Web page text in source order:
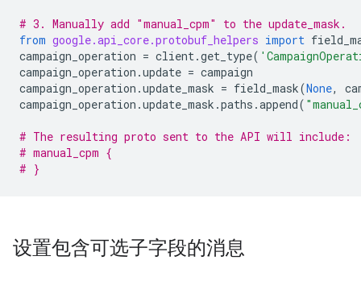
# 3. Manually add "manual_cpm" to the update_mask.
from google.api_core.protobuf_helpers import
campaign_operation = client.get_type(
campaign_operation .update = campaign
campaign_operation .update_mask = field_mask(None,
campaign_operation .update_mask .paths .append(
# The resulting proto sent to the API will include:
# manual_cpm {
# }
设置包含可选子字段的消息